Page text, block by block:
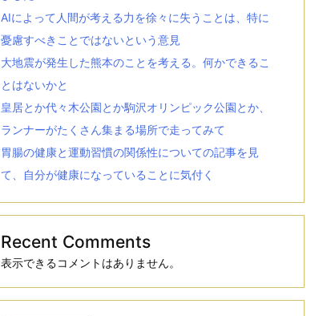
AIによって人間が考える力を徐々に失うことは、特に
憂慮すべきことではないという意見
大地震が発生した熊本のことを考える。何かできるこ
とはないかと
皇居とか代々木公園とか駒沢オリンピック公園とか、
ランナーがたくさん集まる場所で走ってみて
胃腸の健康と運動習慣の関係性についての記事を見
て、自分が健康になっていることに気付く
Recent Comments
表示できるコメントはありません。